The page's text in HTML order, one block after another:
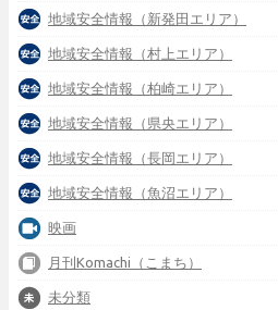
地域安全情報（新発田エリア）
地域安全情報（村上エリア）
地域安全情報（柏崎エリア）
地域安全情報（県央エリア）
地域安全情報（長岡エリア）
地域安全情報（魚沼エリア）
映画
月刊Komachi（こまち）
未分類